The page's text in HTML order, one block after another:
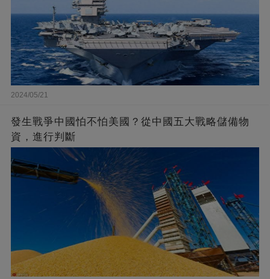
2024/05/21
發生戰爭中國怕不怕美國？從中國五大戰略儲備物
資，進行判斷